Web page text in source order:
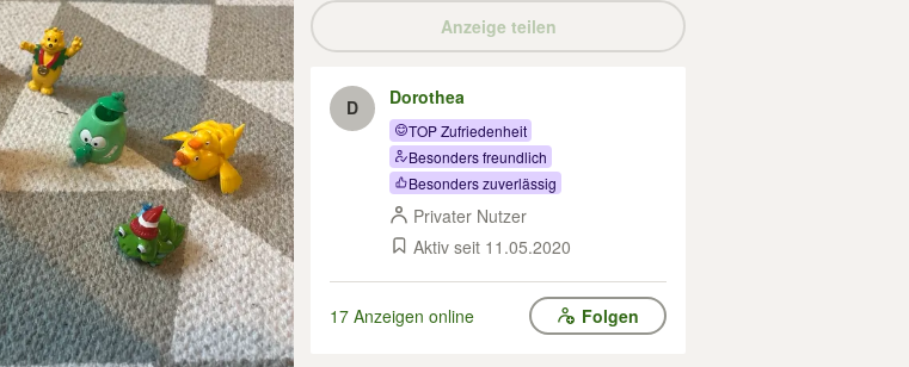
Anzeige teilen
D Dorothea
TOP Zufriedenheit
Besonders freundlich
Besonders zuverlässig
Privater Nutzer
Aktiv seit 11.05.2020
17 Anzeigen online Folgen